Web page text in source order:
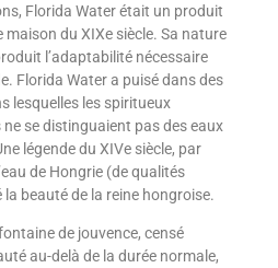
Florida Water était un produit
du XIXe siècle. Sa nature
l’adaptabilité nécessaire
Florida Water a puisé dans des
lesquelles les spiritueux
se distinguaient pas des eaux
légende du XIVe siècle, par
de Hongrie (de qualités
beauté de la reine hongroise.
de jouvence, censé
au-delà de la durée normale,